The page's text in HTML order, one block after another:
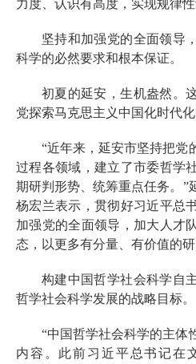
力度、认识有高度，实现规律性
坚持和加强党的全面领导
科学的必然要求和根本保证。
初夏的延安，生机盎然。
党探索马克思主义中国化时代化
“近年来，延安市坚持把党
过程各领域，建立了市委哲学
期研判形势、统筹重点任务。”
杨宏兰表示，贯彻好习近平总
加强党的全面领导，加大人才
态，以更多有分量、有价值的
构建中国哲学社会科学自
哲学社会科学发展的战略目标。
“中国哲学社会科学的主体
内容。此前习近平总书记在